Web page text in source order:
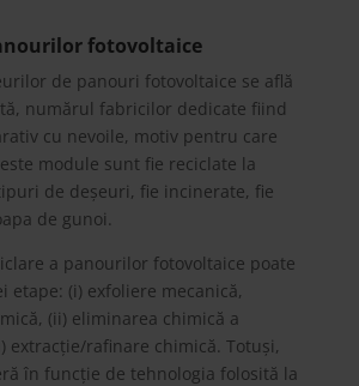
fotovoltaice
de panouri fotovoltaice se află
numărul fabricilor dedicate fiind
cu nevoile, motiv pentru care
module sunt fie reciclate la
de deșeuri, fie incinerate, fie
de gunoi.
a panourilor fotovoltaice poate
(i) exfoliere mecanică,
(ii) eliminarea chimică a
extracție/rafinare chimică. Totuși,
în funcție de tehnologia folosită la